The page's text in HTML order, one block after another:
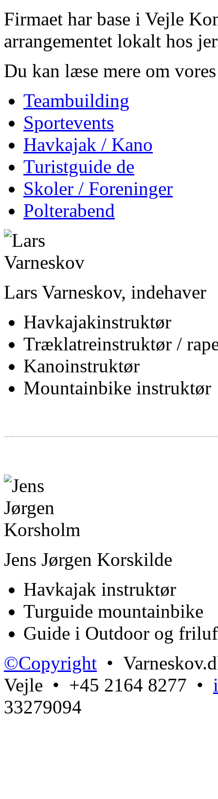
Firmaet har base i Vejle
arrangementet lokalt hos
Du kan læse mere om
Teambuilding
Sportevents
Havkajak / Kano
Turistguide de
Skoler / Foreninger
Polterabend
Lars Varneskov, indehaver
Havkajakinstruktør
Træklatreinstruktør /
Kanoinstruktør
Mountainbike instruktør
Jens Jørgen Korskilde
Havkajak instruktør
Turguide mountainbike
Guide i Outdoor og
©Copyright •
Vejle • +45 2164 8277 •
33279094